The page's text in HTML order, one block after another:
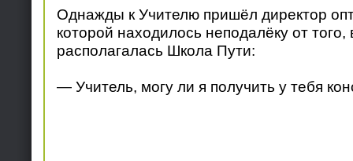
Однажды к Учителю пришёл директор
которой находилось неподалёку от того,
располагалась Школа Пути:
— Учитель, могу ли я получить у тебя